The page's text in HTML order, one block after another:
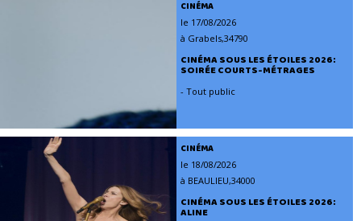
CINÉMA
le 17/08/2026
à Grabels,34790
CINÉMA SOUS LES ÉTOILES 2026:
SOIRÉE COURTS-MÉTRAGES
- Tout public
CINÉMA
le 18/08/2026
à BEAULIEU,34000
CINÉMA SOUS LES ÉTOILES 2026:
ALINE